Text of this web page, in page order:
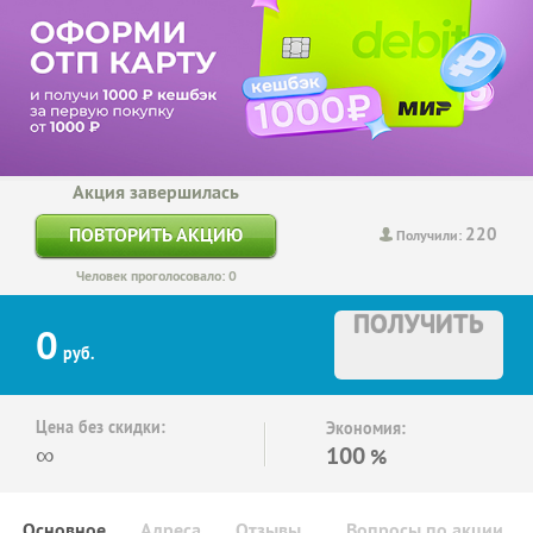
Получили: 220
Акция завершилась
ПОВТОРИТЬ АКЦИЮ
Человек проголосовало: 0
0 руб.
ПОЛУЧИТЬ
Цена без скидки:
∞
Экономия:
100 %